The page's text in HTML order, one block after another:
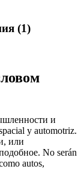
(1)
и
y automotriz.
или
No serán
autos,